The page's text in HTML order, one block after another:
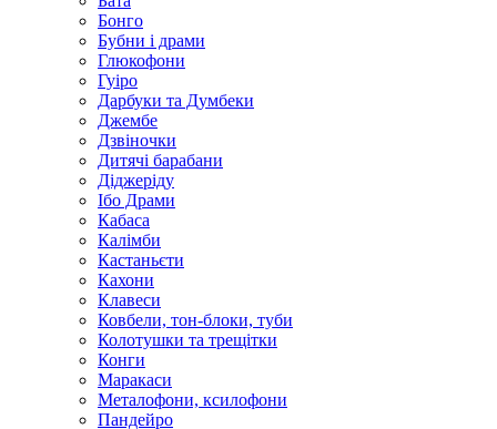
Бонго
Бубни і драми
Глюкофони
Гуіро
Дарбуки та Думбеки
Джембе
Дзвіночки
Дитячі барабани
Діджеріду
Ібо Драми
Кабаса
Калімби
Кастаньєти
Кахони
Клавеси
Ковбели, тон-блоки, туби
Колотушки та трещітки
Конги
Маракаси
Металофони, ксилофони
Пандейро